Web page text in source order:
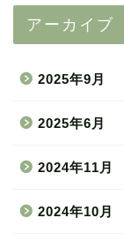
アーカイブ
2025年9月
2025年6月
2024年11月
2024年10月